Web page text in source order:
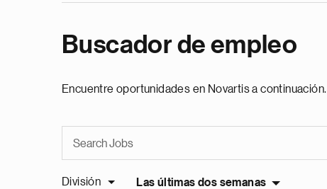
Buscador de empleo
Encuentre oportunidades en Novartis a continuación.
División Las últimas dos semanas